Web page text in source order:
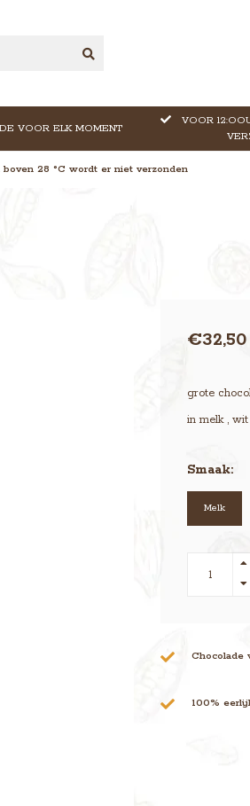
VOOR ELK MOMENT
VOOR
28 °C wordt er niet verzonden
€32,50
grote
in melk ,
Smaak:
Melk
Chocolade
100%